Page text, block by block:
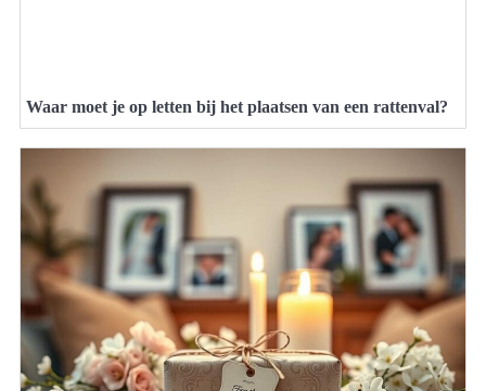
Waar moet je op letten bij het plaatsen van een rattenval?